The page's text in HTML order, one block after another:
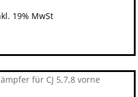
19% MwSt